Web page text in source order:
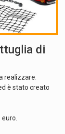
di
realizzare.
è stato creato
euro.